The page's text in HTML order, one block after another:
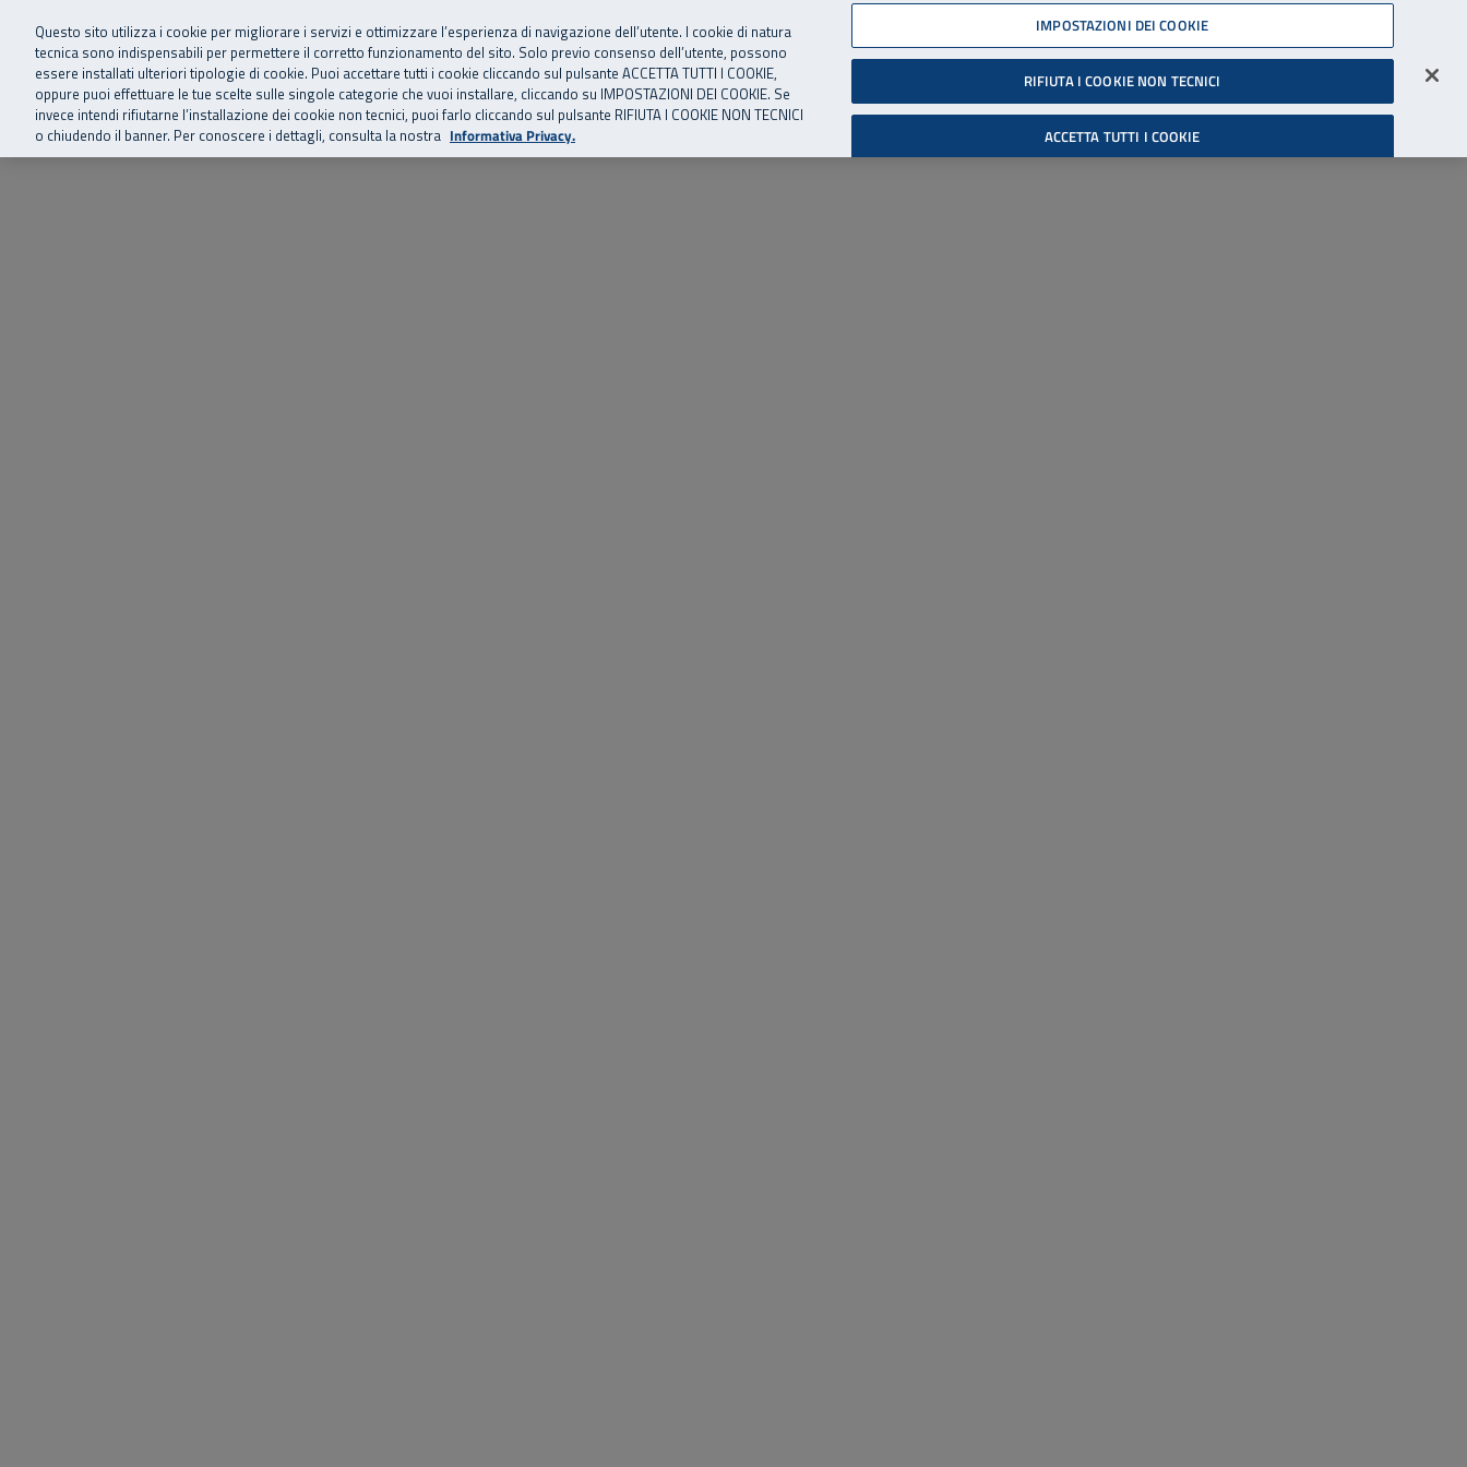
Vai al menu principale
Vai al contenuto principale
Vai al Footer 06 45539607
SuperAbile - il Contact Center Inail per il mondo della disabilità
Home Chi siamo Storie, news ed eventi Risorse utili Supporto Accessibilità
Cerca
Accedi all'area riservata
Questo sito utilizza i cookie per migliorare i servizi e ottimizzare l’esperienza di navigazione dell’utente. I cookie di natura
tecnica sono indispensabili per permettere il corretto funzionamento del sito. Solo previo consenso dell’utente, possono
essere installati ulteriori tipologie di cookie. Puoi accettare tutti i cookie cliccando sul pulsante ACCETTA TUTTI I COOKIE,
oppure puoi effettuare le tue scelte sulle singole categorie che vuoi installare, cliccando su IMPOSTAZIONI DEI COOKIE. Se
invece intendi rifiutarne l’installazione dei cookie non tecnici, puoi farlo cliccando sul pulsante RIFIUTA I COOKIE NON TECNICI
o chiudendo il banner. Per conoscere i dettagli, consulta la nostra Informativa Privacy.
IMPOSTAZIONI DEI COOKIE
RIFIUTA I COOKIE NON TECNICI
ACCETTA TUTTI I COOKIE